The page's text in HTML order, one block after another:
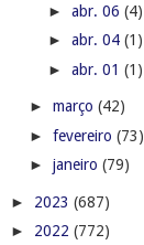
► abr. 06 (4)
► abr. 04 (1)
► abr. 01 (1)
► março (42)
► fevereiro (73)
► janeiro (79)
► 2023 (687)
► 2022 (772)